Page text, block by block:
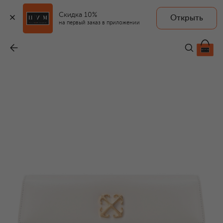
Скидка 10%
на первый заказ в приложении
Открыть
58 450 ₽